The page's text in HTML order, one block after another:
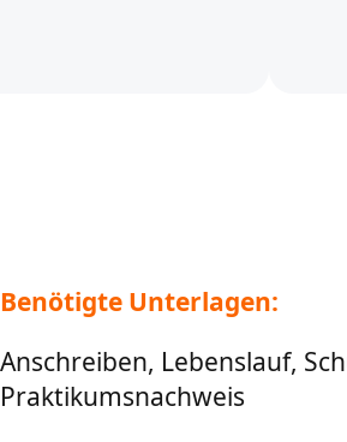
Benötigte Unterlagen:
Anschreiben, Lebenslauf,
Praktikumsnachweis